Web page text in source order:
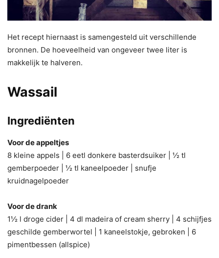
Het recept hiernaast is samengesteld uit verschillende
bronnen. De hoeveelheid van ongeveer twee liter is
makkelijk te halveren.
Wassail
Ingrediënten
Voor de appeltjes
8 kleine appels | 6 eetl donkere basterdsuiker | ½ tl
gemberpoeder | ½ tl kaneelpoeder | snufje
kruidnagelpoeder
Voor de drank
1½ l droge cider | 4 dl madeira of cream sherry | 4 schijfjes
geschilde gemberwortel | 1 kaneelstokje, gebroken | 6
pimentbessen (allspice)